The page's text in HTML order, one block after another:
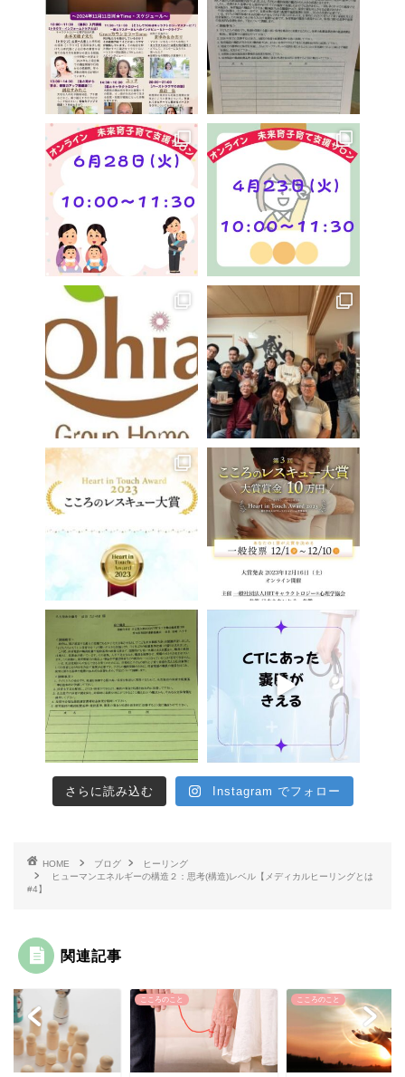
さらに読み込む Instagram でフォロー
HOME ブログ
ヒーリング
ヒューマンエネルギーの構造２：思考(構造)レベル【メディカルヒーリングとは
#4】
関連記事
こころのこと こころのこと